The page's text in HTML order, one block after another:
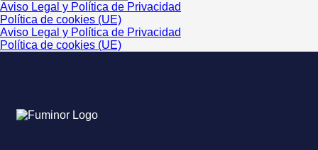
Aviso Legal y Política de Privacidad
Política de cookies (UE)
Aviso Legal y Política de Privacidad
Política de cookies (UE)